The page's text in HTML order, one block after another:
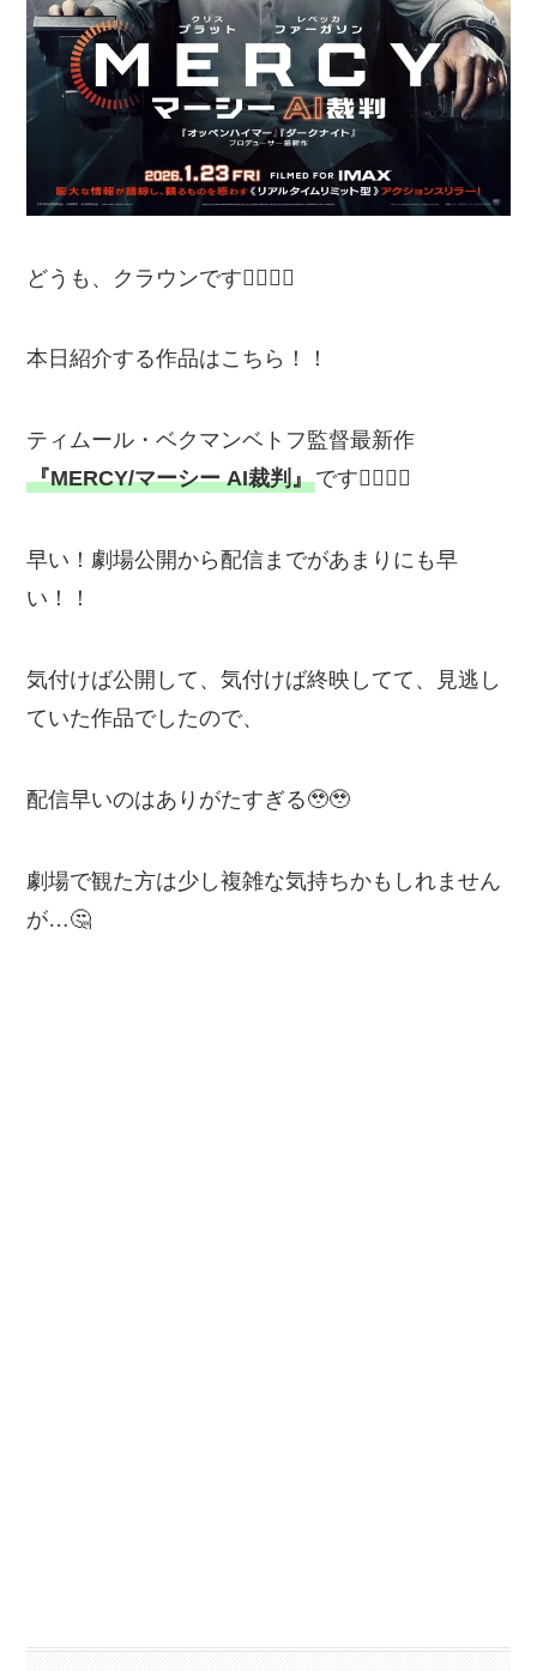
どうも、クラウンです🙋‍♂️🙋‍♂️
本日紹介する作品はこちら！！
ティムール・ベクマンベトフ監督最新作
『MERCY/マーシー AI裁判』です💁‍♂️💁‍♂️
早い！劇場公開から配信までがあまりにも早
い！！
気付けば公開して、気付けば終映してて、見逃し
ていた作品でしたので、
配信早いのはありがたすぎる🥹🥹
劇場で観た方は少し複雑な気持ちかもしれません
が…🤔